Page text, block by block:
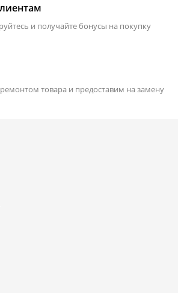
и получайте бонусы на покупку
товара и предоставим на замену